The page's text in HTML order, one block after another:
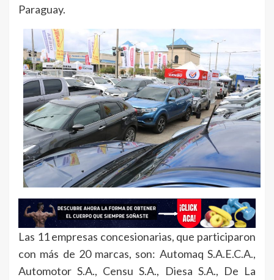
Paraguay.
Las 11 empresas concesionarias, que participaron
con más de 20 marcas, son: Automaq S.A.E.C.A.,
Automotor S.A., Censu S.A., Diesa S.A., De La